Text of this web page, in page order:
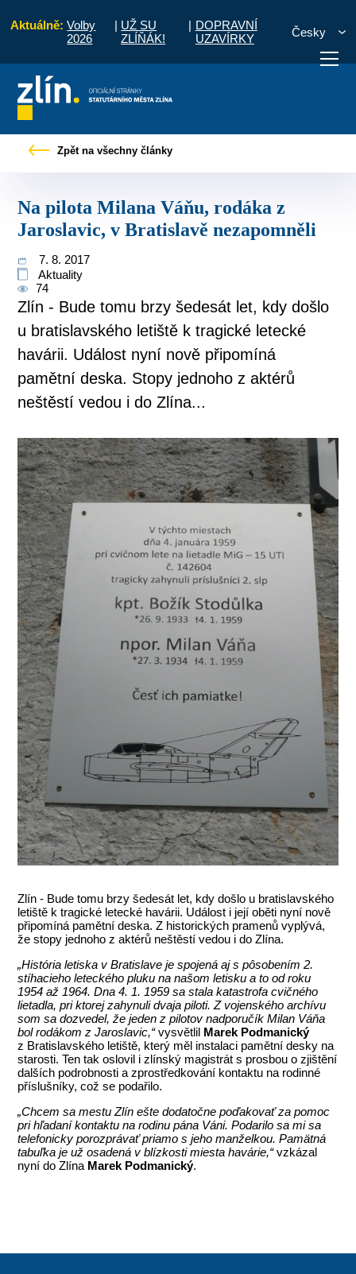
Aktuálně: Volby
2026
| UŽ SU
ZLÍŇÁK!
| DOPRAVNÍ
UZAVÍRKY
Česky
vyřídit Potřebuji zaplatit
Zpět na všechny články
Na pilota Milana Váňu, rodáka z
Jaroslavic, v Bratislavě nezapomněli
7. 8. 2017
Aktuality
74
Zlín - Bude tomu brzy šedesát let, kdy došlo
u bratislavského letiště k tragické letecké
havárii. Událost nyní nově připomíná
pamětní deska. Stopy jednoho z aktérů
neštěstí vedou i do Zlína...
Zlín - Bude tomu brzy šedesát let, kdy došlo u bratislavského
letiště k tragické letecké havárii. Událost i její oběti nyní nově
připomíná pamětní deska. Z historických pramenů vyplývá,
že stopy jednoho z aktérů neštěstí vedou i do Zlína.
„História letiska v Bratislave je spojená aj s pôsobením 2.
stíhacieho leteckého pluku na našom letisku a to od roku
1954 až 1964. Dna 4. 1. 1959 sa stala katastrofa cvičného
lietadla, pri ktorej zahynuli dvaja piloti. Z vojenského archívu
som sa dozvedel, že jeden z pilotov nadporučík Milan Váňa
bol rodákom z Jaroslavic,“vysvětlil Marek Podmanický
z Bratislavského letiště, který měl instalaci pamětní desky na
starosti. Ten tak oslovil i zlínský magistrát s prosbou o zjištění
dalších podrobnosti a zprostředkování kontaktu na rodinné
příslušníky, což se podařilo.
„Chcem sa mestu Zlín ešte dodatočne poďakovať za pomoc
pri hľadaní kontaktu na rodinu pána Váni. Podarilo sa mi sa
telefonicky porozprávať priamo s jeho manželkou. Pamätná
tabuľka je už osadená v blízkosti miesta havárie,“vzkázal
nyní do Zlína Marek Podmanický.